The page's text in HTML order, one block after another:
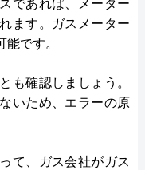
であれば、メーター
ます。ガスメーター
です。
も確認しましょう。
いため、エラーの原
て、ガス会社がガス